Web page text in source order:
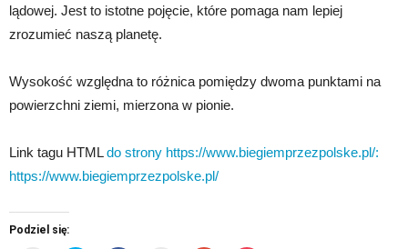
lądowej. Jest to istotne pojęcie, które pomaga nam lepiej
zrozumieć naszą planetę.
Wysokość względna to różnica pomiędzy dwoma punktami na
powierzchni ziemi, mierzona w pionie.
Link tagu HTMLdo strony https://www.biegiemprzezpolske.pl/:
https://www.biegiemprzezpolske.pl/
Podziel się: